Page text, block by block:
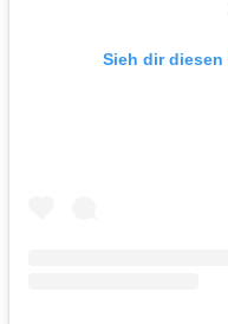
Sieh dir diesen